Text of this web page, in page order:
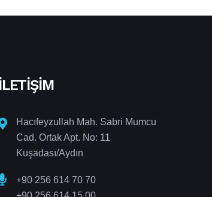
İLETIŞIM
Hacıfeyzullah Mah. Sabri Mumcu
Cad. Ortak Apt. No: 11
Kuşadası/Aydın
+90 256 614 70 70